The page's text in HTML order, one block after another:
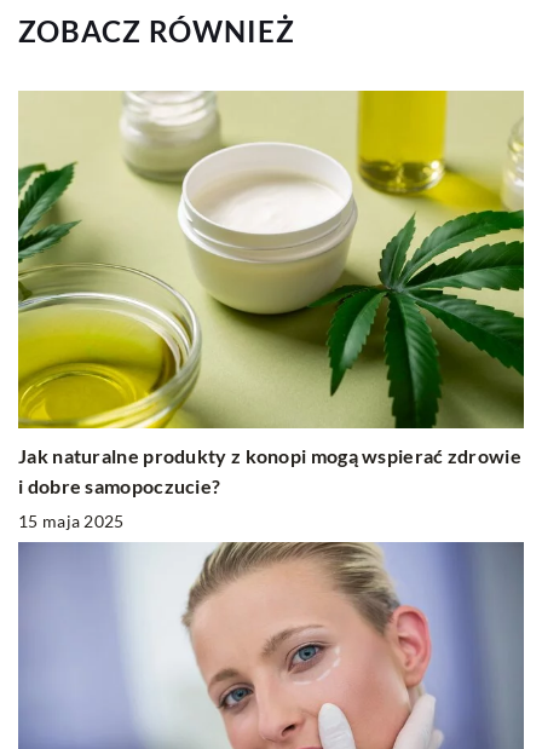
ZOBACZ RÓWNIEŻ
Jak naturalne produkty z konopi mogą wspierać zdrowie
i dobre samopoczucie?
15 maja 2025